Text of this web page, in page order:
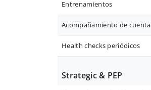
Entrenamientos
Acompañamiento de cuenta
Health checks periódicos
Strategic & PEP